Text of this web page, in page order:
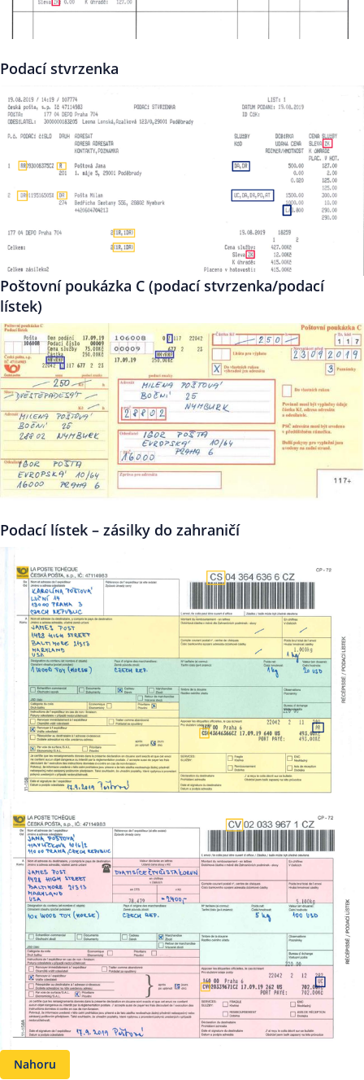
Podací stvrzenka
Poštovní poukázka C (podací stvrzenka/podací
lístek)
Podací lístek – zásilky do zahraničí
Nahoru